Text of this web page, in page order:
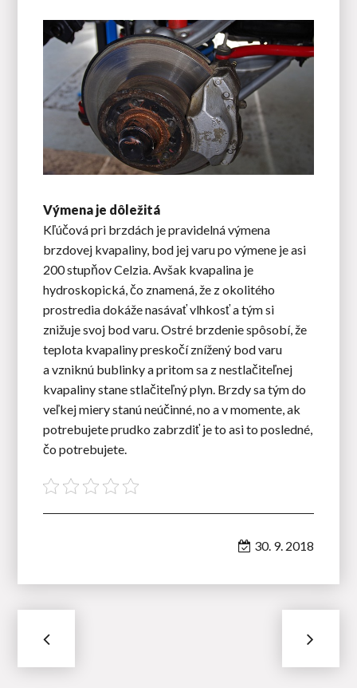
Výmena je dôležitá
Kľúčová pri brzdách je pravidelná výmena
brzdovej kvapaliny, bod jej varu po výmene je asi
200 stupňov Celzia. Avšak kvapalina je
hydroskopická, čo znamená, že z okolitého
prostredia dokáže nasávať vlhkosť a tým si
znižuje svoj bod varu. Ostré brzdenie spôsobí, že
teplota kvapaliny preskočí znížený bod varu
a vzniknú bublinky a pritom sa z nestlačiteľnej
kvapaliny stane stlačiteľný plyn. Brzdy sa tým do
veľkej miery stanú neúčinné, no a v momente, ak
potrebujete prudko zabrzdiť je to asi to posledné,
čo potrebujete.
30. 9. 2018